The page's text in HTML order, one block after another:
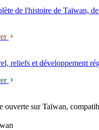
publiques ; le 8 mai
logo de Taipower a déclenché
».
de l'histoire de Taïwan,
reliefs et développement
ouverte sur Taïwan,